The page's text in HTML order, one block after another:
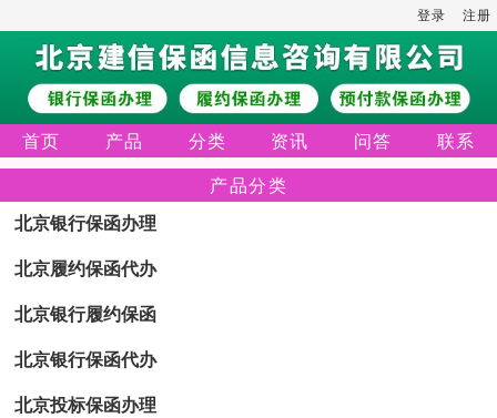
登录 注册
首页 产品 分类 资讯 问答
联系
产品分类
北京银行保函办理
北京履约保函代办
北京银行履约保函
北京银行保函代办
北京投标保函办理